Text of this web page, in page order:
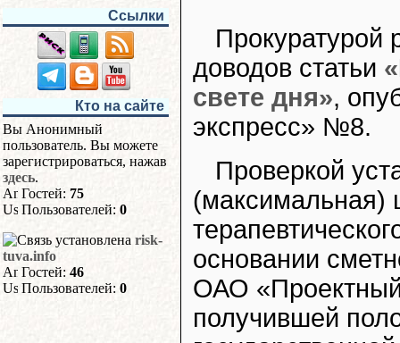
Ссылки
Кто на сайте
Вы Анонимный
пользователь. Вы можете
зарегистрироваться, нажав
здесь.
Гостей: 75
Пользователей: 0
risk-
tuva.info
Гостей: 46
Пользователей: 0
Прокуратурой
доводов статьи
свете дня»,
экспресс» №8.
Проверкой
(максимальная)
основании
ОАО «Проектный
получившей